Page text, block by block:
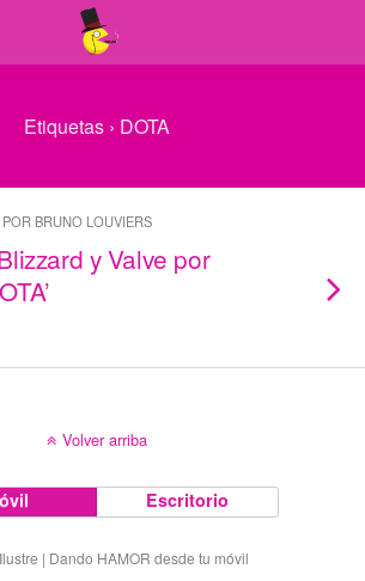
Etiquetas › DOTA
BRUNO LOUVIERS
y Valve por
Volver arriba
Escritorio
| Dando HAMOR desde tu móvil